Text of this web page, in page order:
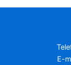
E-